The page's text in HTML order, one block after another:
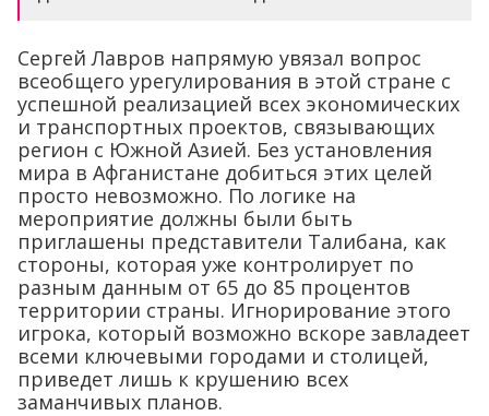
Сергей Лавров напрямую увязал вопрос
всеобщего урегулирования в этой стране с
успешной реализацией всех экономических
и транспортных проектов, связывающих
регион с Южной Азией. Без установления
мира в Афганистане добиться этих целей
просто невозможно. По логике на
мероприятие должны были быть
приглашены представители Талибана, как
стороны, которая уже контролирует по
разным данным от 65 до 85 процентов
территории страны. Игнорирование этого
игрока, который возможно вскоре завладеет
всеми ключевыми городами и столицей,
приведет лишь к крушению всех
заманчивых планов.